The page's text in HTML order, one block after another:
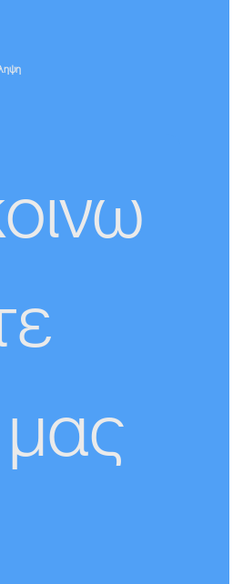
μας